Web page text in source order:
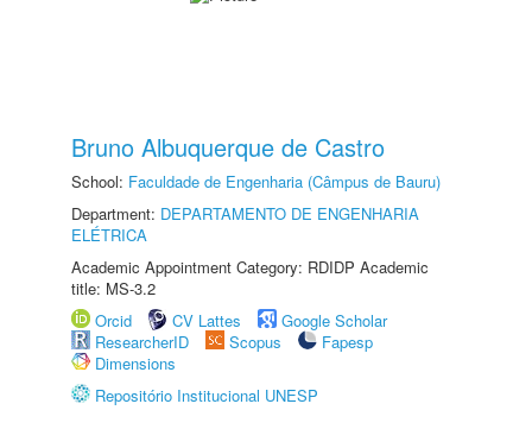
Bruno Albuquerque de Castro
School: Faculdade de Engenharia (Câmpus de Bauru)
Department: DEPARTAMENTO DE ENGENHARIA
ELÉTRICA
Academic Appointment Category: RDIDP Academic
title: MS-3.2
Orcid
CV Lattes
Google Scholar
ResearcherID
Scopus
Fapesp
Dimensions
Repositório Institucional UNESP